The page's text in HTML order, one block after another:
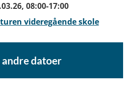
08:00-17:00
videregående skole
andre datoer